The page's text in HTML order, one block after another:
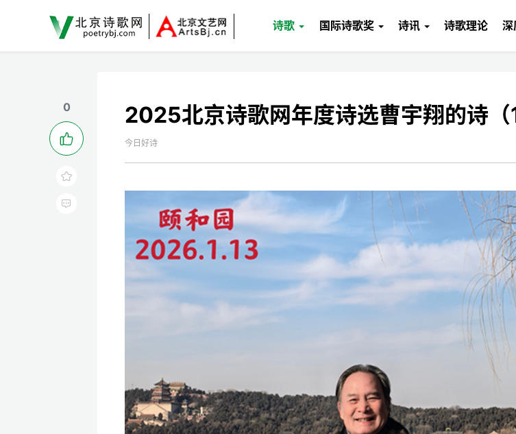
诗歌 国际诗歌奖 诗讯 诗歌理论 深
0



2025北京诗歌网年度诗选曹宇翔的诗（
今日好诗